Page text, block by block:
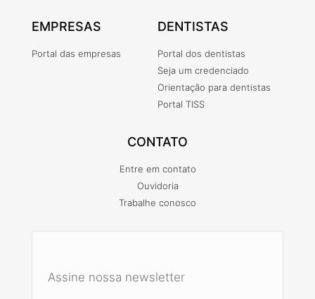
EMPRESAS
Portal das empresas
DENTISTAS
Portal dos dentistas
Seja um credenciado
Orientação para dentistas
Portal TISS
CONTATO
Entre em contato
Ouvidoria
Trabalhe conosco
Assine nossa newsletter